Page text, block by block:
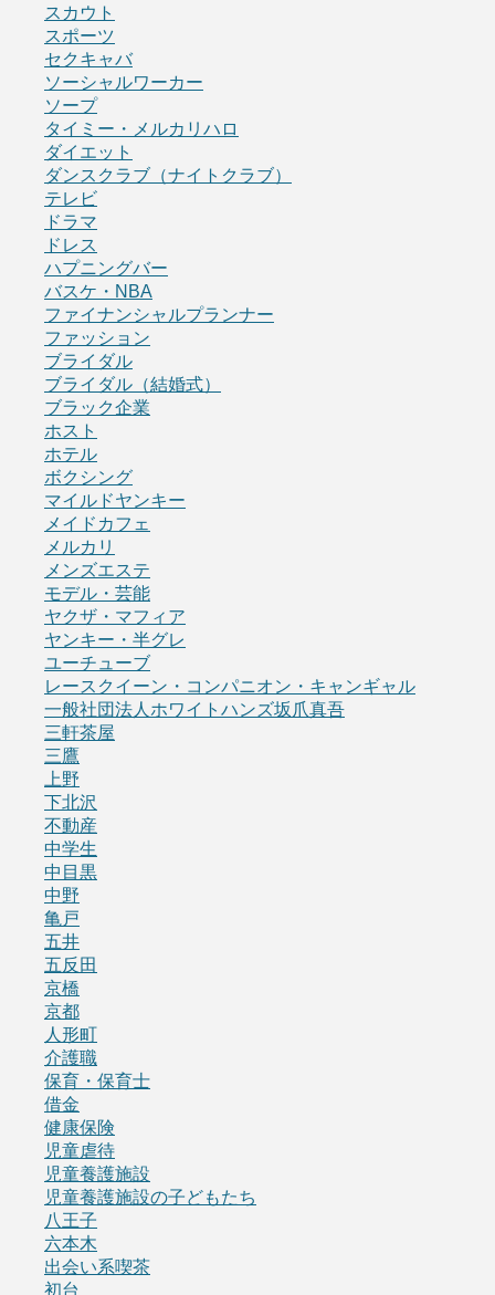
スカウト
スポーツ
セクキャバ
ソーシャルワーカー
ソープ
タイミー・メルカリハロ
ダイエット
ダンスクラブ（ナイトクラブ）
テレビ
ドラマ
ドレス
ハプニングバー
バスケ・NBA
ファイナンシャルプランナー
ファッション
ブライダル
ブライダル（結婚式）
ブラック企業
ホスト
ホテル
ボクシング
マイルドヤンキー
メイドカフェ
メルカリ
メンズエステ
モデル・芸能
ヤクザ・マフィア
ヤンキー・半グレ
ユーチューブ
レースクイーン・コンパニオン・キャンギャル
一般社団法人ホワイトハンズ坂爪真吾
三軒茶屋
三鷹
上野
下北沢
不動産
中学生
中目黒
中野
亀戸
五井
五反田
京橋
京都
人形町
介護職
保育・保育士
借金
健康保険
児童虐待
児童養護施設
児童養護施設の子どもたち
八王子
六本木
出会い系喫茶
初台